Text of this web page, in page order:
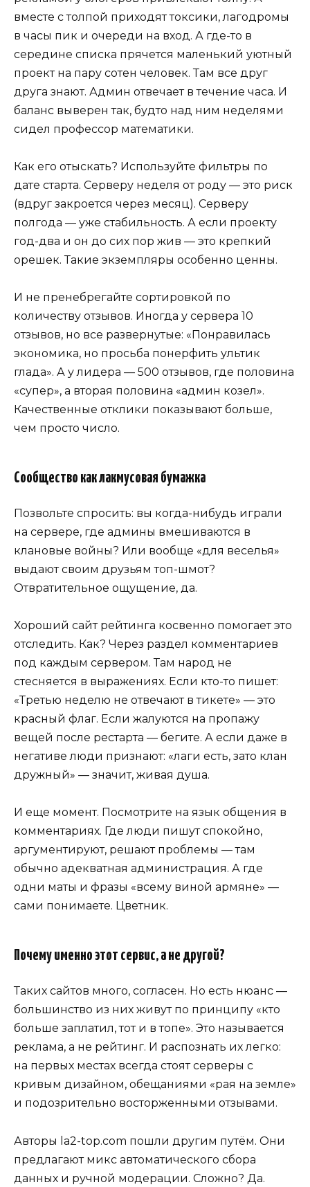
вместе с толпой приходят токсики, лагодромы
в часы пик и очереди на вход. А где-то в
середине списка прячется маленький уютный
проект на пару сотен человек. Там все друг
друга знают. Админ отвечает в течение часа. И
баланс выверен так, будто над ним неделями
сидел профессор математики.
Как его отыскать? Используйте фильтры по
дате старта. Серверу неделя от роду — это риск
(вдруг закроется через месяц). Серверу
полгода — уже стабильность. А если проекту
год-два и он до сих пор жив — это крепкий
орешек. Такие экземпляры особенно ценны.
И не пренебрегайте сортировкой по
количеству отзывов. Иногда у сервера 10
отзывов, но все развернутые: «Понравилась
экономика, но просьба понерфить ультик
глада». А у лидера — 500 отзывов, где половина
«супер», а вторая половина «админ козел».
Качественные отклики показывают больше,
чем просто число.
Сообщество как лакмусовая бумажка
Позвольте спросить: вы когда-нибудь играли
на сервере, где админы вмешиваются в
клановые войны? Или вообще «для веселья»
выдают своим друзьям топ-шмот?
Отвратительное ощущение, да.
Хороший сайт рейтинга косвенно помогает это
отследить. Как? Через раздел комментариев
под каждым сервером. Там народ не
стесняется в выражениях. Если кто-то пишет:
«Третью неделю не отвечают в тикете» — это
красный флаг. Если жалуются на пропажу
вещей после рестарта — бегите. А если даже в
негативе люди признают: «лаги есть, зато клан
дружный» — значит, живая душа.
И еще момент. Посмотрите на язык общения в
комментариях. Где люди пишут спокойно,
аргументируют, решают проблемы — там
обычно адекватная администрация. А где
одни маты и фразы «всему виной армяне» —
сами понимаете. Цветник.
Почему именно этот сервис, а не другой?
Таких сайтов много, согласен. Но есть нюанс —
большинство из них живут по принципу «кто
больше заплатил, тот и в топе». Это называется
реклама, а не рейтинг. И распознать их легко:
на первых местах всегда стоят серверы с
кривым дизайном, обещаниями «рая на земле»
и подозрительно восторженными отзывами.
Авторы la2-top.com пошли другим путём. Они
предлагают микс автоматического сбора
данных и ручной модерации. Сложно? Да.